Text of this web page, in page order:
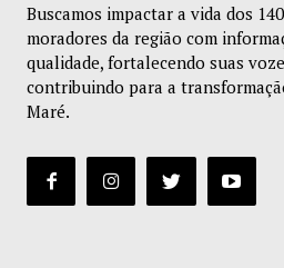
Buscamos impactar a vida dos
moradores da região com
qualidade, fortalecendo suas
contribuindo para a
Maré.